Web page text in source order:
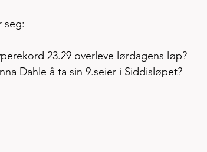
seg:
23.29 overleve lørdagens
Dahle å ta sin 9.seier i Siddisløpet?